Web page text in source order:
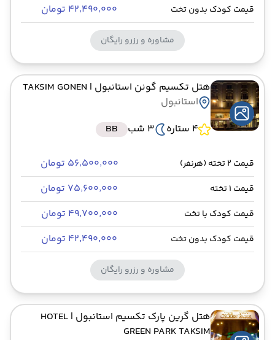
قیمت کودک بدون تخت ۴۲٬۴۹۰٬۰۰۰ تومان
مشاوره و رزرو رایگان
هتل تکسیم گونن استانبول | TAKSIM GONEN
استانبول
4 ستاره
3 شب BB
قیمت 2 تخته (هرنفر) ۵۶٬۵۰۰٬۰۰۰ تومان
قیمت 1 تخته ۷۵٬۶۰۰٬۰۰۰ تومان
قیمت کودک با تخت ۴۹٬۷۰۰٬۰۰۰ تومان
قیمت کودک بدون تخت ۴۲٬۴۹۰٬۰۰۰ تومان
مشاوره و رزرو رایگان
هتل گرین پارک تکسیم استانبول | HOTEL
GREEN PARK TAKSIM